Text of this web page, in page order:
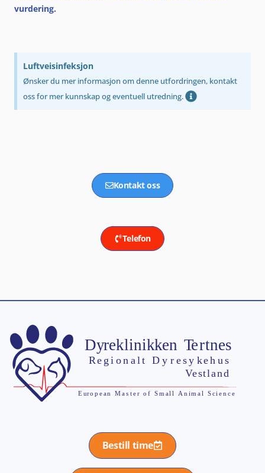
vurdering.
Luftveisinfeksjon
Ønsker du mer informasjon om denne utfordringen, kontakt
oss for mer kunnskap og eventuell utredning.
Kontakt oss
Telefon
Bestill time